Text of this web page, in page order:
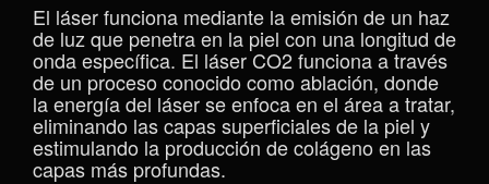
El láser funciona mediante la emisión de un haz
de luz que penetra en la piel con una longitud de
onda específica. El láser CO2 funciona a través
de un proceso conocido como ablación, donde
la energía del láser se enfoca en el área a tratar,
eliminando las capas superficiales de la piel y
estimulando la producción de colágeno en las
capas más profundas.